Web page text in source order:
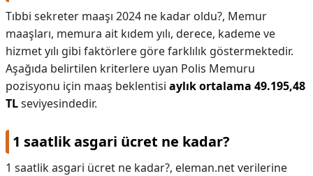
Tıbbi sekreter maaşı 2024 ne kadar oldu?, Memur
maaşları, memura ait kıdem yılı, derece, kademe ve
hizmet yılı gibi faktörlere göre farklılık göstermektedir.
Aşağıda belirtilen kriterlere uyan Polis Memuru
pozisyonu için maaş beklentisi aylık ortalama 49.195,48
TLseviyesindedir.
1 saatlik asgari ücret ne kadar?
1 saatlik asgari ücret ne kadar?, eleman.net verilerine